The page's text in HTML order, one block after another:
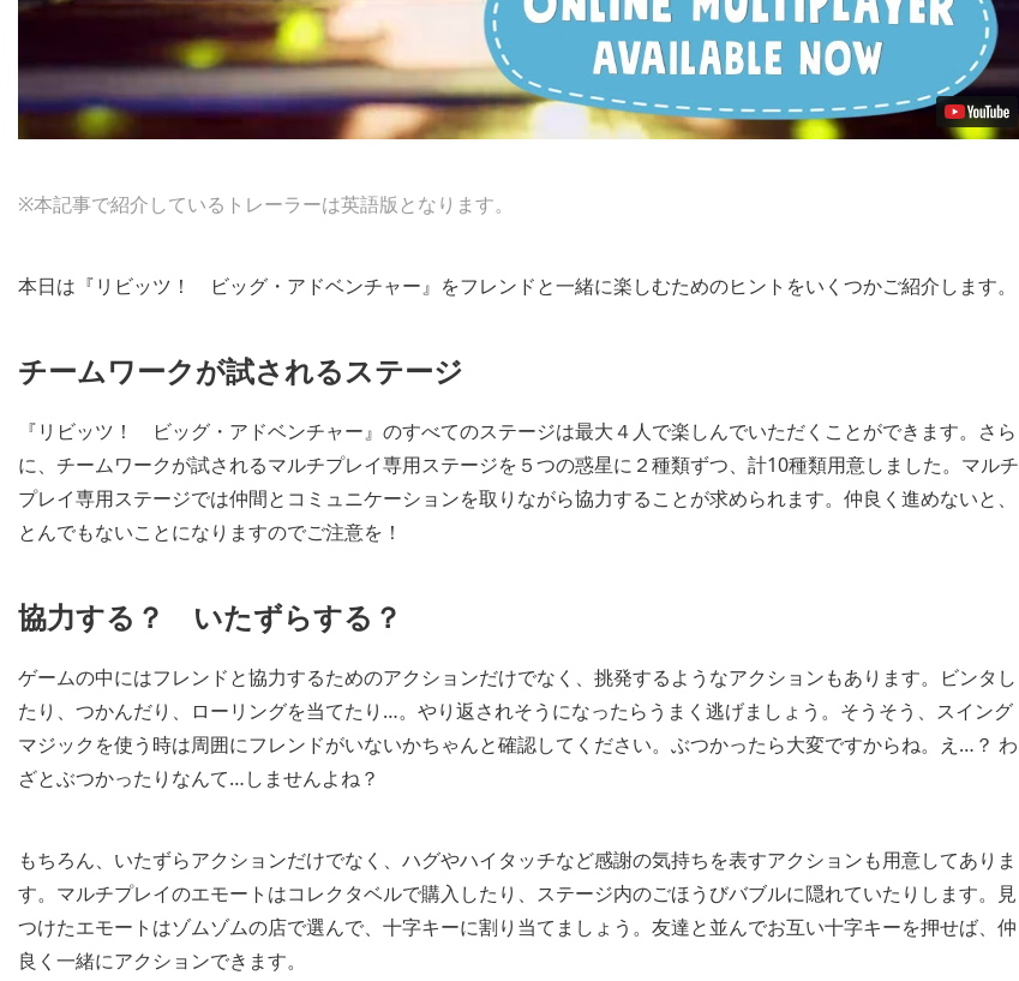
※本記事で紹介しているトレーラーは英語版となります。
本日は『リビッツ！ ビッグ・アドベンチャー』をフレンドと一緒に楽しむためのヒントをいくつかご紹介します。
チームワークが試されるステージ
『リビッツ！ ビッグ・アドベンチャー』のすべてのステージは最大４人で楽しんでいただくことができます。さら
に、チームワークが試されるマルチプレイ専用ステージを５つの惑星に２種類ずつ、計10種類用意しました。マルチ
プレイ専用ステージでは仲間とコミュニケーションを取りながら協力することが求められます。仲良く進めないと、
とんでもないことになりますのでご注意を！
協力する？ いたずらする？
ゲームの中にはフレンドと協力するためのアクションだけでなく、挑発するようなアクションもあります。ビンタし
たり、つかんだり、ローリングを当てたり…。やり返されそうになったらうまく逃げましょう。そうそう、スイング
マジックを使う時は周囲にフレンドがいないかちゃんと確認してください。ぶつかったら大変ですからね。え…？ わ
ざとぶつかったりなんて…しませんよね？
もちろん、いたずらアクションだけでなく、ハグやハイタッチなど感謝の気持ちを表すアクションも用意してありま
す。マルチプレイのエモートはコレクタベルで購入したり、ステージ内のごほうびバブルに隠れていたりします。見
つけたエモートはゾムゾムの店で選んで、十字キーに割り当てましょう。友達と並んでお互い十字キーを押せば、仲
良く一緒にアクションできます。